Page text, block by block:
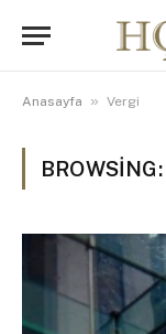
Anasayfa » Vergi
BROWSING: